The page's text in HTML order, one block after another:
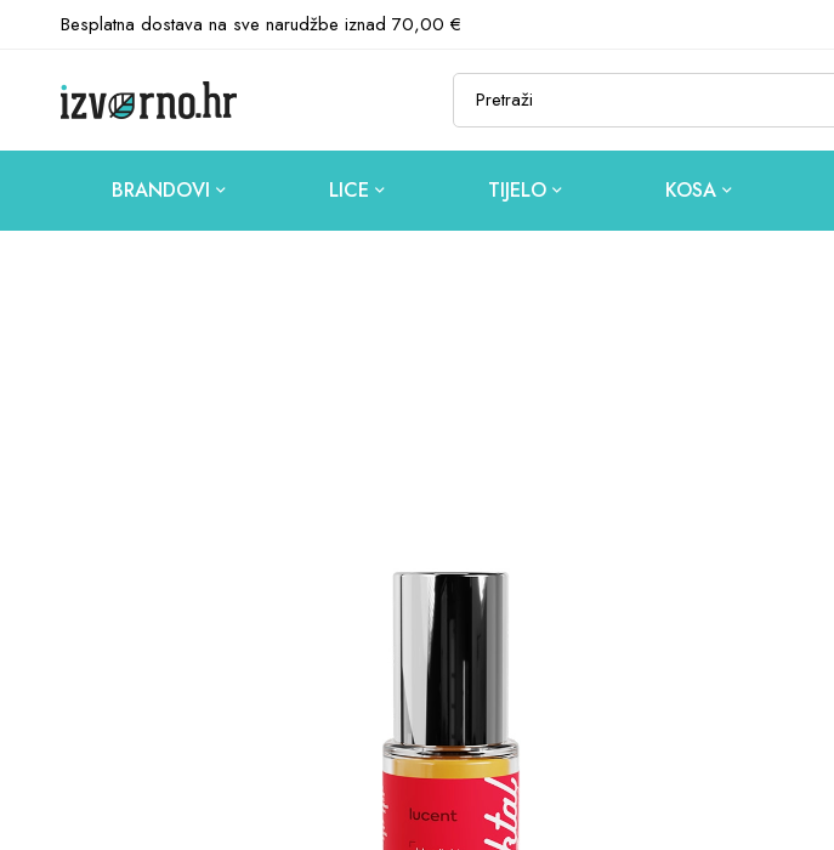
Besplatna dostava na sve narudžbe iznad 70,00 €
BRANDOVI LICE TIJELO KOSA